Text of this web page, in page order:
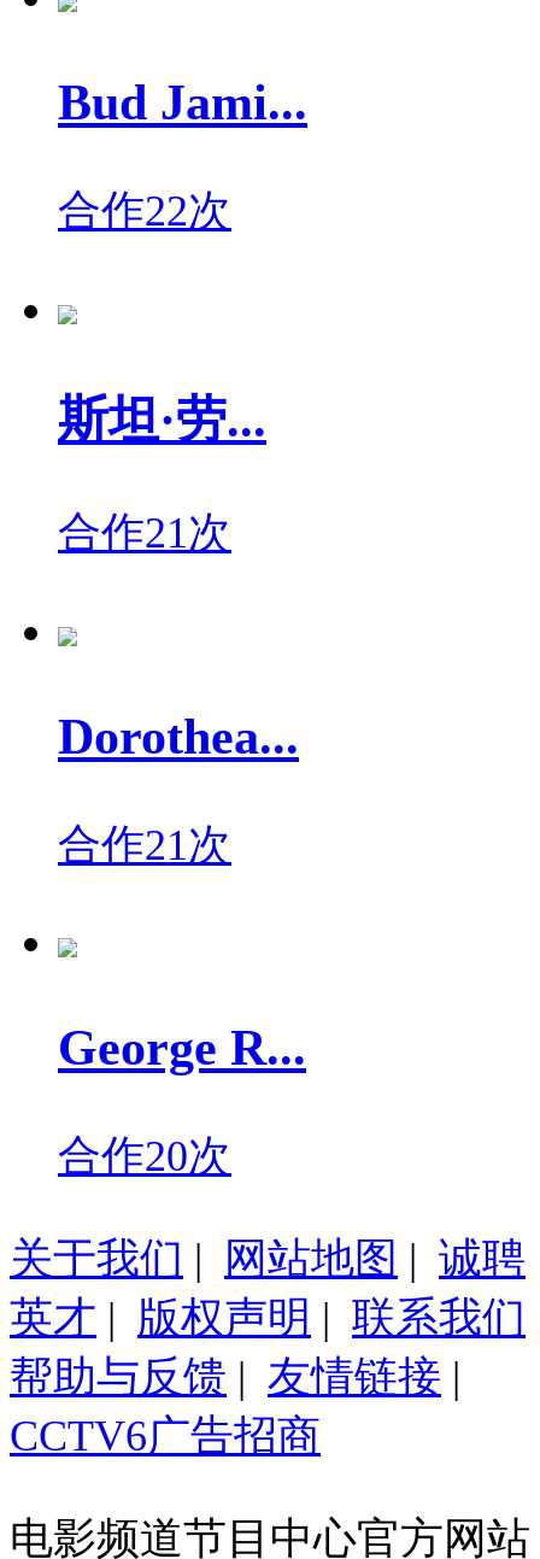
Bud Jami...
合作22次
斯坦·劳...
合作21次
Dorothea...
合作21次
George R...
合作20次
关于我们 | 网站地图 | 诚聘
英才 | 版权声明 | 联系我们
帮助与反馈 | 友情链接 |
CCTV6广告招商
电影频道节目中心官方网站